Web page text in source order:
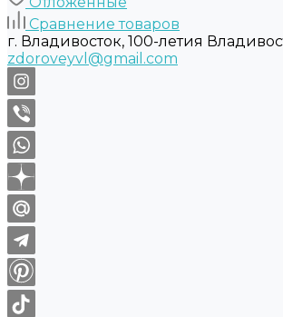
Сравнение товаров
г. Владивосток, 100-летия
zdoroveyvl@gmail.com